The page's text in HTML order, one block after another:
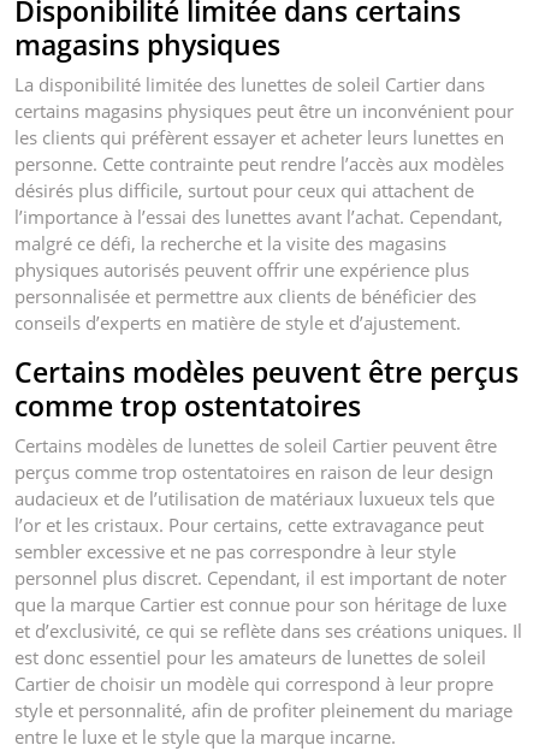
Disponibilité limitée dans certains
magasins physiques
La disponibilité limitée des lunettes de soleil Cartier dans
certains magasins physiques peut être un inconvénient pour
les clients qui préfèrent essayer et acheter leurs lunettes en
personne. Cette contrainte peut rendre l’accès aux modèles
désirés plus difficile, surtout pour ceux qui attachent de
l’importance à l’essai des lunettes avant l’achat. Cependant,
malgré ce défi, la recherche et la visite des magasins
physiques autorisés peuvent offrir une expérience plus
personnalisée et permettre aux clients de bénéficier des
conseils d’experts en matière de style et d’ajustement.
Certains modèles peuvent être perçus
comme trop ostentatoires
Certains modèles de lunettes de soleil Cartier peuvent être
perçus comme trop ostentatoires en raison de leur design
audacieux et de l’utilisation de matériaux luxueux tels que
l’or et les cristaux. Pour certains, cette extravagance peut
sembler excessive et ne pas correspondre à leur style
personnel plus discret. Cependant, il est important de noter
que la marque Cartier est connue pour son héritage de luxe
et d’exclusivité, ce qui se reflète dans ses créations uniques. Il
est donc essentiel pour les amateurs de lunettes de soleil
Cartier de choisir un modèle qui correspond à leur propre
style et personnalité, afin de profiter pleinement du mariage
entre le luxe et le style que la marque incarne.